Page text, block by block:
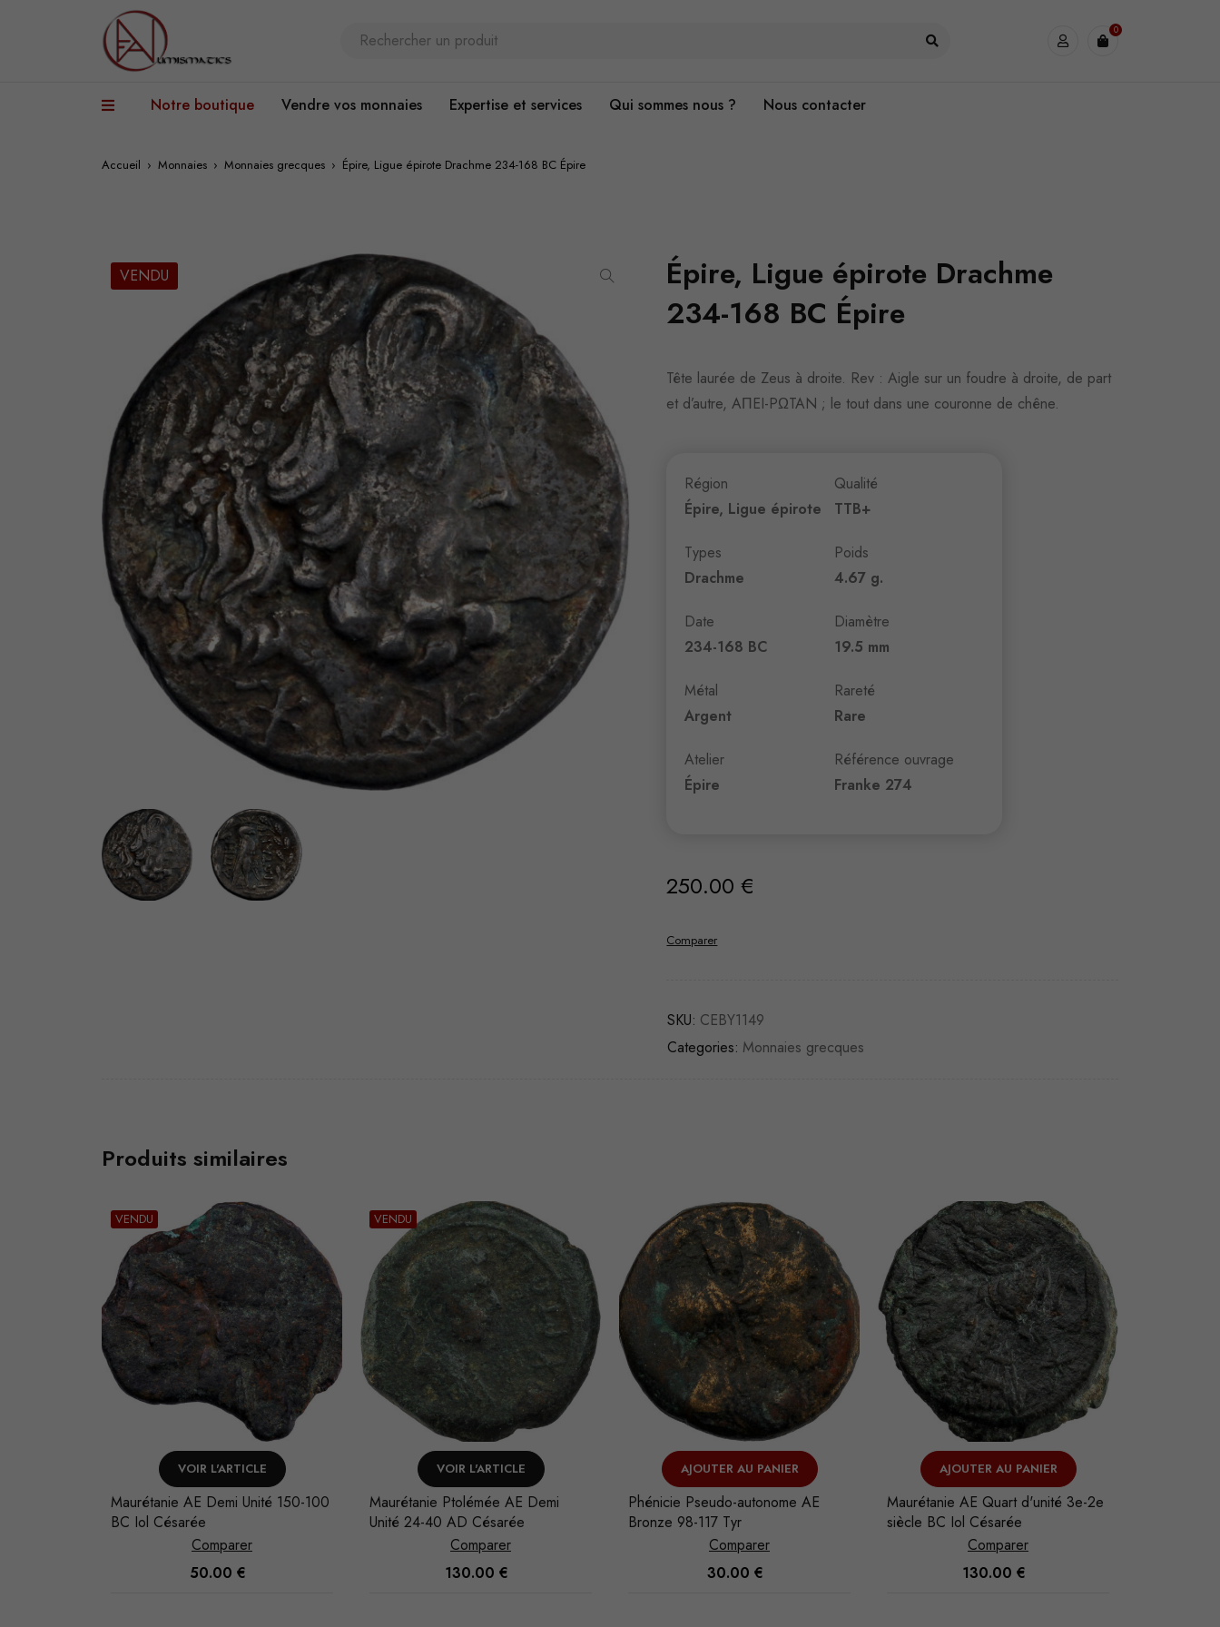
0
Notre boutique Vendre vos monnaies Expertise et services Qui sommes nous ? Nous contacter
Accueil › Monnaies › Monnaies grecques › Épire, Ligue épirote Drachme 234-168 BC Épire
VENDU
Épire, Ligue épirote Drachme
234-168 BC Épire
Tête laurée de Zeus à droite. Rev : Aigle sur un foudre à droite, de part
et d’autre, AΠEI-PΩTAN ; le tout dans une couronne de chêne.
Région
Épire, Ligue épirote
Types
Drachme
Date
234-168 BC
Métal
Argent
Atelier
Épire
Qualité
TTB+
Poids
4.67 g.
Diamètre
19.5 mm
Rareté
Rare
Référence ouvrage
Franke 274
250.00€
Comparer
SKU: CEBY1149
Categories: Monnaies grecques
Produits similaires
VENDU
VOIR L'ARTICLE
Maurétanie AE Demi Unité 150-100
BC Iol Césarée
Comparer
50.00 €
VENDU
VOIR L'ARTICLE
Maurétanie Ptolémée AE Demi
Unité 24-40 AD Césarée
Comparer
130.00 €
AJOUTER AU PANIER
Phénicie Pseudo-autonome AE
Bronze 98-117 Tyr
Comparer
30.00 €
AJOUTER AU PANIER
Maurétanie AE Quart d'unité 3e-2e
siècle BC Iol Césarée
Comparer
130.00 €